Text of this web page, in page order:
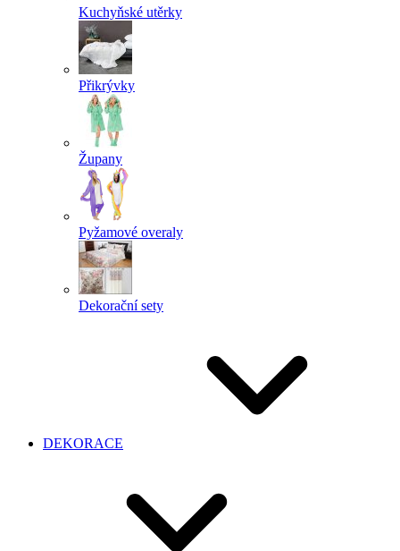
Kuchyňské utěrky
Přikrývky
Župany
Pyžamové overaly
Dekorační sety
DEKORACE